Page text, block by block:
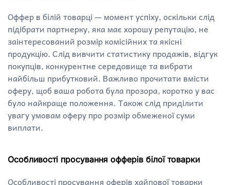
Оффер в білій товарці — момент успіху, оскільки слід
підібрати партнерку, яка має хорошу репутацію, не
заінтересований розмір комісійних та якісні
продукцію. Слід вивчити статистику продажів, відгук
покупців, конкурентне середовище та вибрати
найбільш прибутковий. Важливо прочитати вмісти
оферу, щоб ваша робота була прозора, коротко у вас
було найкраще положення. Також слід приділити
увагу умовам оферу про розмір обмеженої суми
виплати.
Особливості просування офферів білої товарки
Особливості просування оферів хайпової товарки